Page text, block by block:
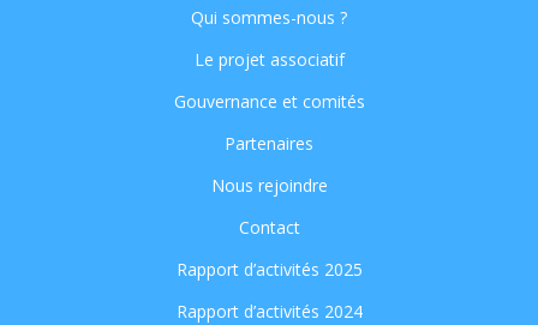
Qui sommes-nous ?
Le projet associatif
Gouvernance et comités
Partenaires
Nous rejoindre
Contact
Rapport d’activités 2025
Rapport d’activités 2024